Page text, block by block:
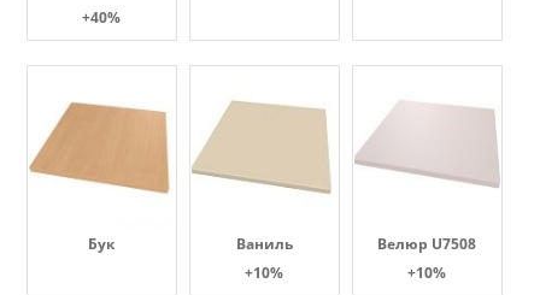
+40%
Бук
Ваниль
+10%
Велюр U7508
+10%